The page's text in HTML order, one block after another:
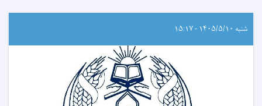
شنبه ۱۴۰۵/۵/۱۰ - ۱۵:۱۷